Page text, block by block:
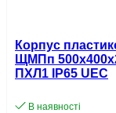
Корпус
ЩМПп
ПХЛ1 IP65 UEC
В наявності